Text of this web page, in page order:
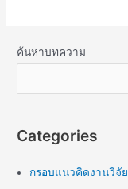
ค้นหาบทความ
Categories
กรอบแนวคิดงานวิจัย